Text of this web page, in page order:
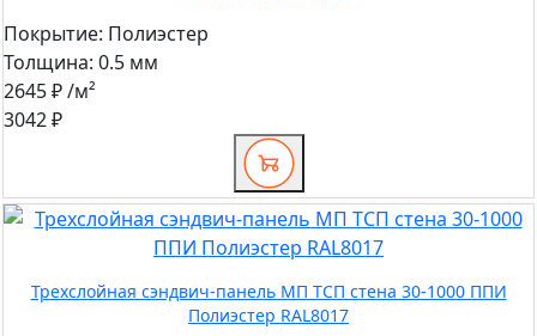
Покрытие: Полиэстер
Толщина: 0.5 мм
2645 ₽/м²
3042 ₽
Трехслойная сэндвич-панель МП ТСП стена 30-1000 ППИ
Полиэстер RAL8017